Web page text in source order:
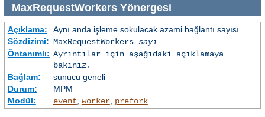
MaxRequestWorkersYönergesi
Açıklama:
Aynı anda işleme sokulacak azami bağlantı sayısı
Sözdizimi: MaxRequestWorkers sayı
Öntanımlı: Ayrıntılar için aşağıdaki açıklamaya
bakınız.
Bağlam:
sunucu geneli
Durum:
MPM
Modül:
event worker, prefork